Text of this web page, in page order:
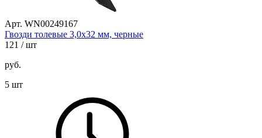
Арт. WN00249167
Гвозди толевые 3,0х32 мм, черные
121 / шт
руб.
5 шт